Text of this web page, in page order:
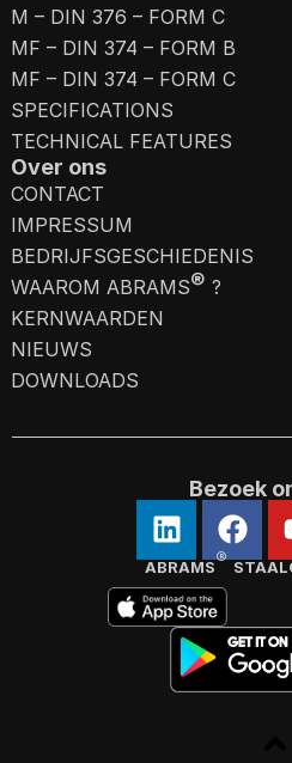
M – DIN 376 – FORM C
MF – DIN 374 – FORM B
MF – DIN 374 – FORM C
SPECIFICATIONS
TECHNICAL FEATURES
Over ons
CONTACT
IMPRESSUM
BEDRIJFSGESCHIEDENIS
WAAROM ABRAMS® ?
KERNWAARDEN
NIEUWS
DOWNLOADS
Bezoek
ABRAMS®